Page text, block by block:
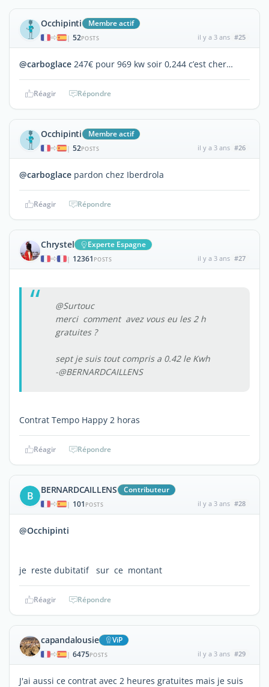
Occhipinti Membre actif
| 52POSTS il y a 3 ans #25
@carboglace 247€ pour 969 kw soir 0,244 c’est cher…
Réagir Répondre
Occhipinti Membre actif
| 52POSTS il y a 3 ans #26
@carboglace pardon chez Iberdrola
Réagir Répondre
Chrystel Experte Espagne
| 12361 POSTS il y a 3 ans #27
@Surtouc
merci comment avez vous eu les 2 h
gratuites ?
sept je suis tout compris a 0.42 le Kwh
-@BERNARDCAILLENS
Contrat Tempo Happy 2 horas
Réagir Répondre
B BERNARDCAILLENS Contributeur
| 101 POSTS il y a 3 ans #28
@Occhipinti
je reste dubitatif sur ce montant
Réagir Répondre
capandalousie ViP
| 6475POSTS il y a 3 ans #29
J'ai aussi ce contrat avec 2 heures gratuites mais je suis